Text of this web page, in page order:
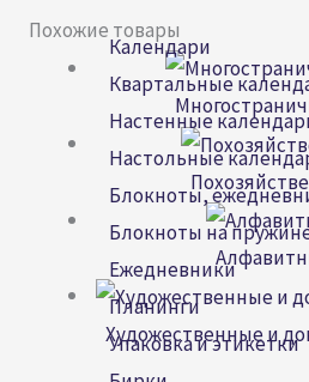
Календари
Квартальные
Настенные
Настольные
Блокноты,
Блокноты на
Ежедневники
Планинги
Упаковка и этикетки
Похожие товары
Художественные и